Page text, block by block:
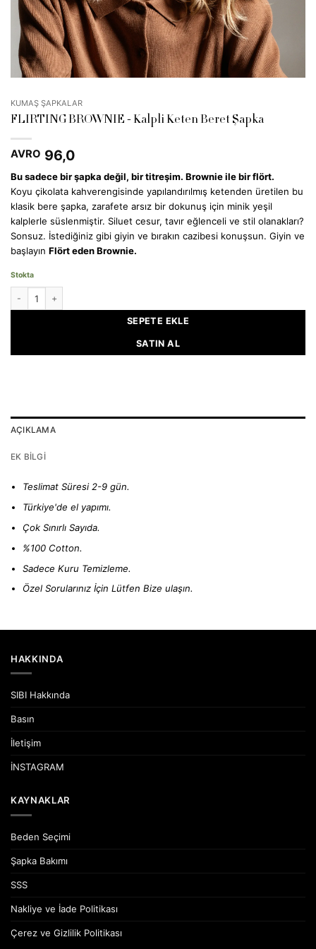
KUMAŞ ŞAPKALAR
FLIRTING BROWNIE - Kalpli Keten Beret Şapka
AVRO 96,0
Bu sadece bir şapka değil, bir titreşim. Brownie ile bir flört.
Koyu çikolata kahverengisinde yapılandırılmış ketenden üretilen bu
klasik bere şapka, zarafete arsız bir dokunuş için minik yeşil
kalplerle süslenmiştir. Siluet cesur, tavır eğlenceli ve stil olanakları?
Sonsuz. İstediğiniz gibi giyin ve bırakın cazibesi konuşsun. Giyin ve
başlayın Flört eden Brownie.
Stokta
SEPETE EKLE
SATIN AL
AÇIKLAMA
EK BILGI
Teslimat Süresi 2-9 gün.
Türkiye'de el yapımı.
Çok Sınırlı Sayıda.
%100 Cotton.
Sadece Kuru Temizleme.
Özel Sorularınız İçin LütfenBize ulaşın.
HAKKINDA
SIBI Hakkında
Basın
İletişim
İNSTAGRAM
KAYNAKLAR
Beden Seçimi
Şapka Bakımı
SSS
Nakliye ve İade Politikası
Çerez ve Gizlilik Politikası